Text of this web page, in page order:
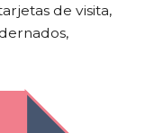
de visita,